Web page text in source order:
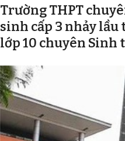
Trường THPT
sinh cấp 3 nhảy lầu
lớp 10 chuyên Sinh